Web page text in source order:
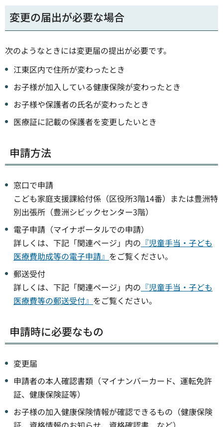
変更の届出が必要な場合
次のようなときには変更届の提出が必要です。
江東区内で住所が変わったとき
お子様が加入している健康保険が変わったとき
お子様や保護者の氏名が変わったとき
医療証に記載の保護者を変更したいとき
申請方法
窓口で申請
こども家庭支援課給付係（区役所3階14番）または豊洲特
別出張所（豊洲シビックセンター3階）
電子申請（マイナポータルでの申請）
詳しくは、下記「関連ページ」内の 『児童手当・子ども
医療費助成等の電子申請』 をご覧ください。
郵送受付
詳しくは、下記「関連ページ」内の 『児童手当・子ども
医療費等の郵送受付』 をご覧ください。
申請時に必要なもの
変更届
申請者の本人確認書類（マイナンバーカード、運転免許
証、健康保険証等）
お子様の加入健康保険情報が確認できるもの（健康保険